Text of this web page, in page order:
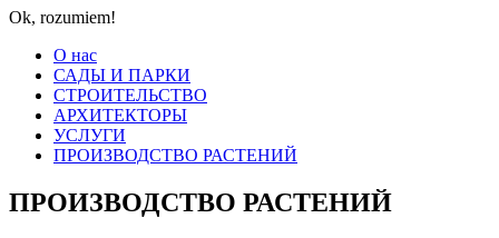
Ok, rozumiem!
О нас
САДЫ И ПАРКИ
СТРОИТЕЛЬСТВО
АРХИТЕКТОРЫ
УСЛУГИ
ПРОИЗВОДСТВО РАСТЕНИЙ
ПРОИЗВОДСТВО РАСТЕНИЙ